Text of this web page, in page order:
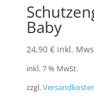
Baby
24,90 € inkl.
inkl. 7 % MwSt.
zzgl.